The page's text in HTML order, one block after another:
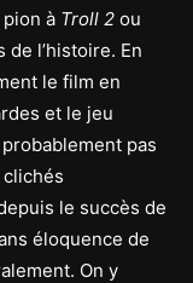
à Troll 2 ou
l’histoire. En
le film en
et le jeu
pas
le succès de
éloquence de
On y